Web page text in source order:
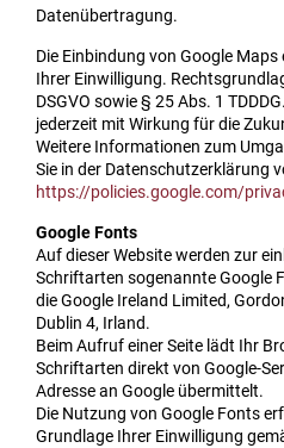
Datenübertragung.
Die Einbindung von Google
Ihrer Einwilligung.
DSGVO sowie § 25 Abs. 1
jederzeit mit Wirkung für die
Weitere Informationen zum
Sie in der Datenschutzerklärung
https://policies.google.com/
Google Fonts
Auf dieser Website werden zur
Schriftarten sogenannte Google
die Google Ireland Limited,
Dublin 4, Irland.
Beim Aufruf einer Seite lädt Ihr
Schriftarten direkt von Google-
Adresse an Google übermittelt.
Die Nutzung von Google Fonts
Grundlage Ihrer Einwilligung